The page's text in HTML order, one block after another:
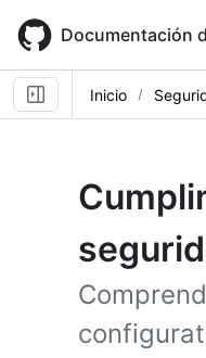
main
content
Documentación
Inicio